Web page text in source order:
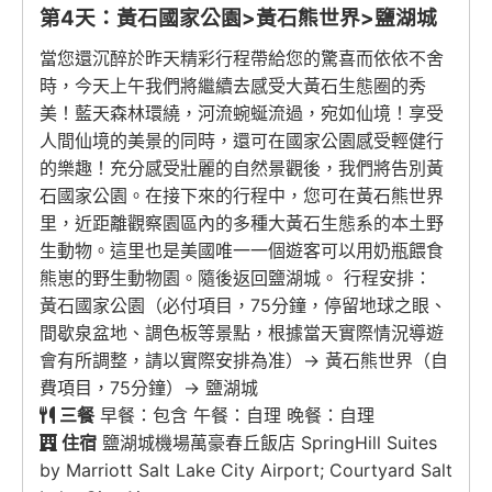
第4天：黃石國家公園>黃石熊世界>鹽湖城
當您還沉醉於昨天精彩行程帶給您的驚喜而依依不舍
時，今天上午我們將繼續去感受大黃石生態圈的秀
美！藍天森林環繞，河流蜿蜒流過，宛如仙境！享受
人間仙境的美景的同時，還可在國家公園感受輕健行
的樂趣！充分感受壯麗的自然景觀後，我們將告別黃
石國家公園。在接下來的行程中，您可在黃石熊世界
里，近距離觀察園區內的多種大黃石生態系的本土野
生動物。這里也是美國唯一一個遊客可以用奶瓶餵食
熊崽的野生動物園。隨後返回鹽湖城。 行程安排：
黃石國家公園（必付項目，75分鐘，停留地球之眼、
間歇泉盆地、調色板等景點，根據當天實際情況導遊
會有所調整，請以實際安排為准）→ 黃石熊世界（自
費項目，75分鐘）→ 鹽湖城
三餐早餐：包含 午餐：自理 晚餐：自理
住宿 鹽湖城機場萬豪春丘飯店 SpringHill Suites
by Marriott Salt Lake City Airport; Courtyard Salt